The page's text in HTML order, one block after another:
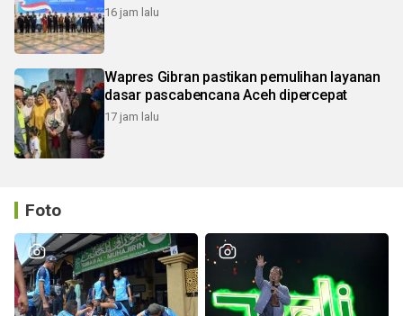
16 jam lalu
Wapres Gibran pastikan pemulihan layanan
dasar pascabencana Aceh dipercepat
17 jam lalu
Foto